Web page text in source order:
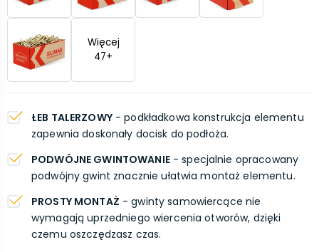
Więcej
47+
ŁEB TALERZOWY- podkładkowa konstrukcja elementu
zapewnia doskonały docisk do podłoża.
PODWÓJNE GWINTOWANIE- specjalnie opracowany
podwójny gwint znacznie ułatwia montaż elementu.
PROSTY MONTAŻ - gwinty samowiercące nie
wymagają uprzedniego wiercenia otworów, dzięki
czemu oszczędzasz czas.